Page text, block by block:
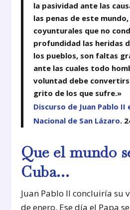
la pasividad ante las
las penas de este
coyunturales que no
profundidad las heridas
los pueblos, son faltas
ante las cuales todo
voluntad debe
grito de los que sufre.»
Discurso de Juan Pablo II
Nacional de San Lázaro.
Que el mundo
Cuba…
Juan Pablo II concluiría su
de enero. Ese día el Papa